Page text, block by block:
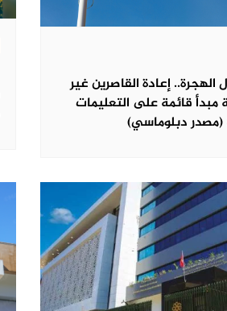
إعادة القاصرين غير
مبدأ قائمة على التعليمات
(مصدر دبلوماسي)